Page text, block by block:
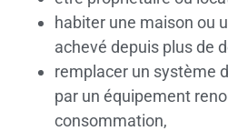
habiter une maison ou
achevé depuis plus de
remplacer un système
par un équipement
consommation,